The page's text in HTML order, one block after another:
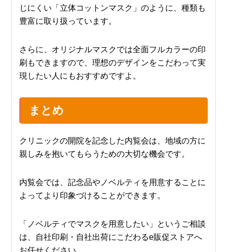
じにくい「立体コットンマスク」のように、種類も
豊富に取り扱っています。
さらに、オリジナルマスクでは全面フルカラーの印
刷もできますので、理想のデザインをこだわって実
現したい人にもおすすめですよ。
まとめ
クリニックの開院を記念した内覧会は、地域の方に
親しみを抱いてもらうための大切な機会です。
内覧会では、記念品やノベルティを用意することに
よってより印象づけることができます。
「ノベルティでマスクを用意したい」というご相談
は、自社印刷・自社出荷にこだわるe販促ストアへ
お任せください。